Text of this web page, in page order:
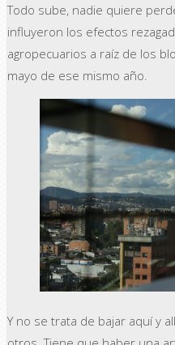
Todo sube, nadie quiere
influyeron los efectos
agropecuarios a raíz de los
mayo de ese mismo año.
Y no se trata de bajar aquí y